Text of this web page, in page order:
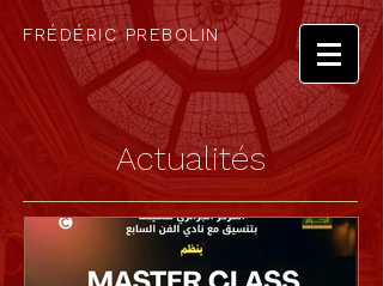
FRÉDÉRIC PREBOLIN
Actualités